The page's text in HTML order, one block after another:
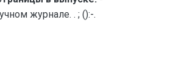
журнале. . ; ():-.